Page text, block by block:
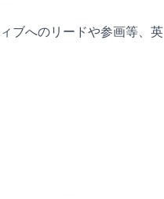
ブへのリードや参画等、英